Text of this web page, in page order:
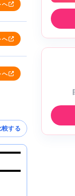
へ
へ
へ
較する